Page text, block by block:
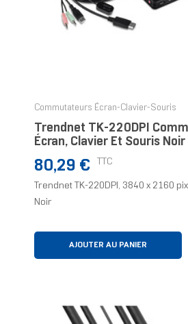
Commutateurs Écran-Clavier-Souris
Trendnet TK-220DPI
Écran, Clavier Et Souris Noir
Prix
80,29 € TTC
Trendnet TK-220DPI, 3840 x 2160
Noir
AJOUTER AU PANIER